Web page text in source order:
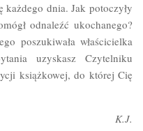
dnia. Jak potoczyły
odnaleźć ukochanego?
poszukiwała właścicielka
uzyskasz Czytelniku
książkowej, do której Cię
K.J.